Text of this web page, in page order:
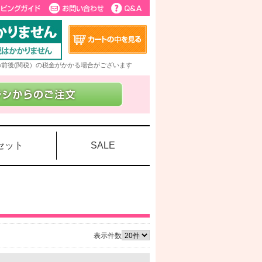
後(関税）の税金がかかる場合がございます
ット SALE
表示件数